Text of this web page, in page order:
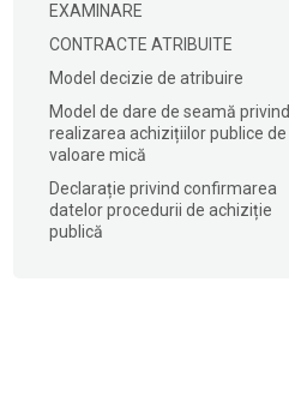
EXAMINARE
CONTRACTE ATRIBUITE
Model decizie de atribuire
Model de dare de seamă privind
realizarea achizițiilor publice de
valoare mică
Declarație privind confirmarea
datelor procedurii de achiziție
publică